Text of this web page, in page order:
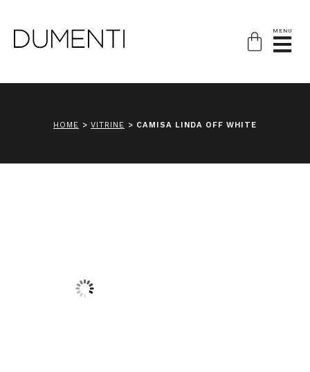
MENU
HOME > VITRINE > CAMISA LINDA OFF WHITE